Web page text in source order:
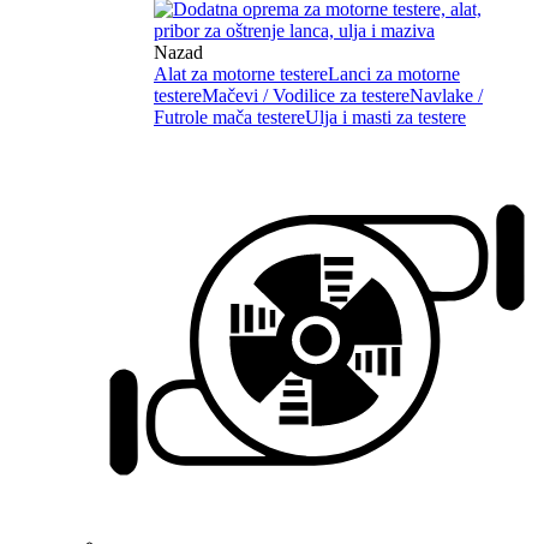
Nazad
Alat za motorne testereLanci za motorne
testereMačevi / Vodilice za testereNavlake /
Futrole mača testereUlja i masti za testere